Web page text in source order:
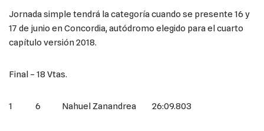
Jornada simple tendrá la categoría cuando se presente 16 y
17 de junio en Concordia, autódromo elegido para el cuarto
capítulo versión 2018.
Final – 18 Vtas.
1 6 Nahuel Zanandrea 26:09.803